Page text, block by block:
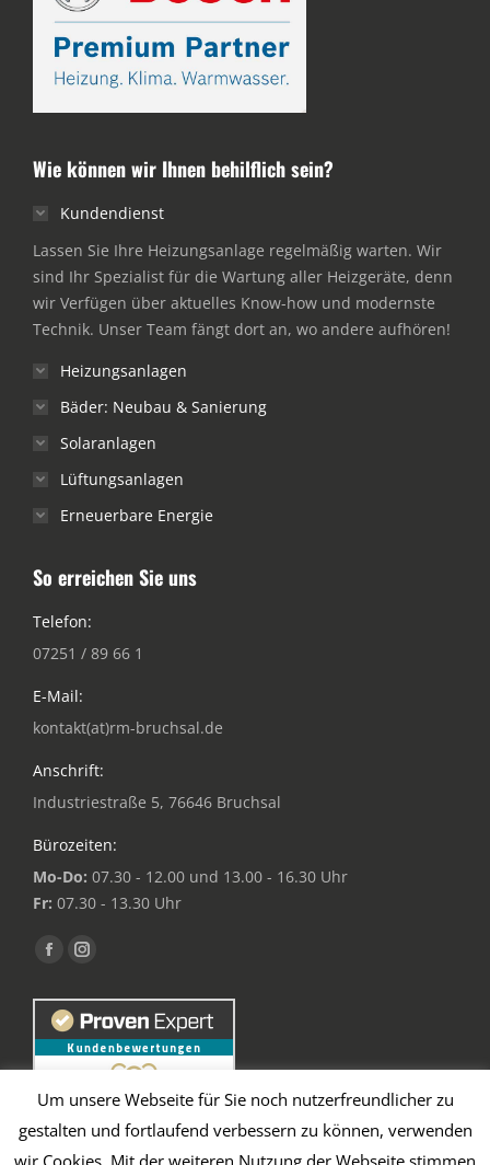
Wie können wir Ihnen behilflich sein?
Kundendienst
Lassen Sie Ihre Heizungsanlage regelmäßig warten. Wir
sind Ihr Spezialist für die Wartung aller Heizgeräte, denn
wir Verfügen über aktuelles Know-how und modernste
Technik. Unser Team fängt dort an, wo andere aufhören!
Heizungsanlagen
Bäder: Neubau & Sanierung
Solaranlagen
Lüftungsanlagen
Erneuerbare Energie
So erreichen Sie uns
Telefon:
07251 / 89 66 1
E-Mail:
kontakt(at)rm-bruchsal.de
Anschrift:
Industriestraße 5, 76646 Bruchsal
Bürozeiten:
Mo-Do: 07.30 - 12.00 und 13.00 - 16.30 Uhr
Fr: 07.30 - 13.30 Uhr
Finden Sie uns auf:
Facebook
opens
window
Instagram
opens
in
new
window
Um unsere Webseite für Sie noch nutzerfreundlicher zu
gestalten und fortlaufend verbessern zu können, verwenden